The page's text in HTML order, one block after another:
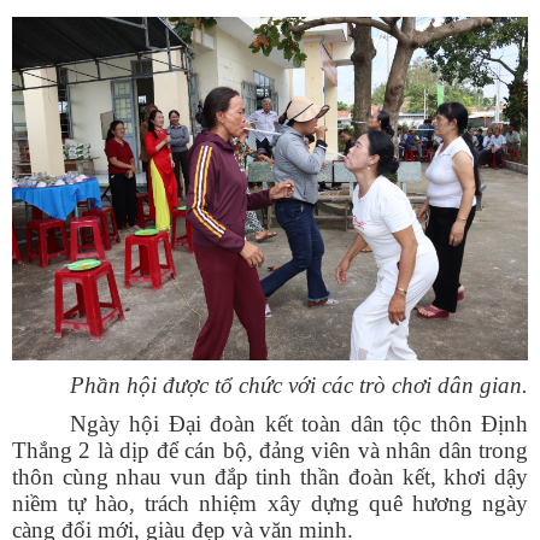
Phần hội được tổ chức với các trò chơi dân gian.
Ngày hội Đại đoàn kết toàn dân tộc thôn Định
Thắng 2 là dịp để cán bộ, đảng viên và nhân dân trong
thôn cùng nhau vun đắp tinh thần đoàn kết, khơi dậy
niềm tự hào, trách nhiệm xây dựng quê hương ngày
càng đổi mới, giàu đẹp và văn minh.
1893/QĐ-UBND
UBND xã Phú Hòa 1 về việc thu hồi đất hộ gia đình, cá nhân
ông (bà): Lê Văn Phương để thực hiện Dự án: Hồ Suối Cái xã
Phú Hòa 1 - đợt 31. Địa điểm: Thôn Nhất Sơn, xã Phú Hòa 1,
tỉnh Đắk Lắk)
Ngày ban hành: (31/07/2026)